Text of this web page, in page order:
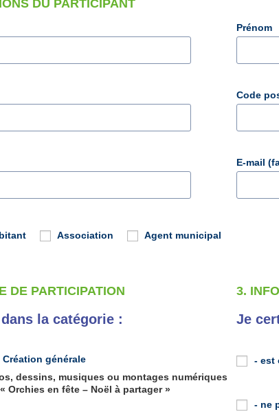
DU PARTICIPANT
Prénom
Code
E-mail
Association Agent municipal
DE PARTICIPATION
la catégorie :
Création générale
dessins, musiques ou montages numériques
Orchies en fête – Noël à partager »
3.
Je
- est
- ne